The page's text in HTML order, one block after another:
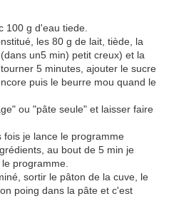
100 g d'eau tiede.
les 80 g de lait, tiède, la
un5 min) petit creux) et la
5 minutes, ajouter le sucre
puis le beurre mou quand le
ou "pâte seule" et laisser faire
je lance le programme
au bout de 5 min je
programme.
sortir le pâton de la cuve, le
poing dans la pâte et c'est